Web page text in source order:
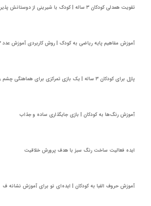
تقویت همدلی کودکان ۳ ساله | کودک با شیرینی از دوستانش پذیرایی می‌کند
آموزش مفاهیم پایه ریاضی به کودک | روش کاربردی آموزش عدد ۳
پازل برای کودکان ۳ ساله | یک بازی تمرکزی برای هماهنگی چشم و دست
آموزش رنگ‌ها به کودکان | بازی جایگذاری ساده و جذاب
ایده فعالیت ساخت رنگ سبز با هدف پرورش خلاقیت
آموزش حروف الفبا به کودکان | ایده‌ای نو‌ برای آموزش نشانه ف